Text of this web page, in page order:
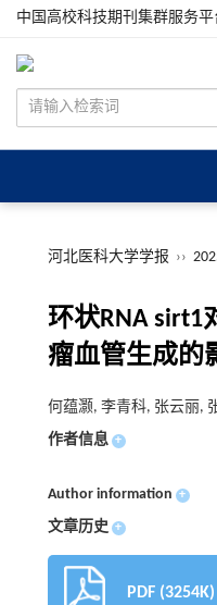
中国高校科技期刊集群服务平
河北医科大学学报 ››
环状RNA sirt1
瘤血管生成的
何蕴灏, 李青科, 张云丽,
作者信息 +
Author information +
文章历史 +
PDF (3254K)